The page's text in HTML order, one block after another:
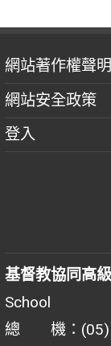
網站著作權聲明
網站安全政策
登入
基督教協同高
School
總 機：(05)